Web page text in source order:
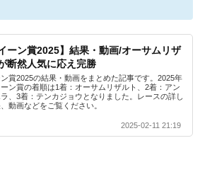
イーン賞2025】結果・動画/オーサムリザ
断然人気に応え完勝
賞2025の結果・動画をまとめた記事です。2025年
ン賞の着順は1着：オーサムリザルト、2着：アン
、3着：テンカジョウとなりました。レースの詳し
動画などをご覧ください。
2025-02-11 21:19